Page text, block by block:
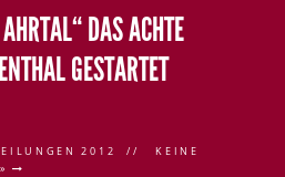
DAS ACHTE
GESTARTET
2012
KEINE
»